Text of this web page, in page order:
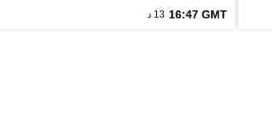
16:47 GMT 13 د